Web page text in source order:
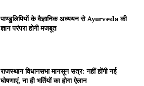
पाण्डुलिपियों के वैज्ञानिक अध्ययन से Ayurveda की
ज्ञान परंपरा होगी मजबूत
राजस्थान विधानसभा मानसून सत्र: नहीं होंगी नई
घोषणाएं, ना ही भर्तियों का होगा ऐलान